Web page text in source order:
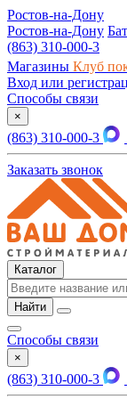
Ростов-на-Дону
Ростов-на-Дону
(863) 310-000-3
Магазины Клуб
Вход или
Способы связи
×
(863) 310-000-3
Заказать звонок
Каталог
Найти
Способы связи
×
(863) 310-000-3